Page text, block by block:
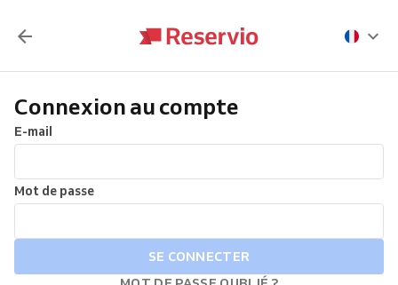
Connexion au compte
E-mail
Mot de passe
SE CONNECTER